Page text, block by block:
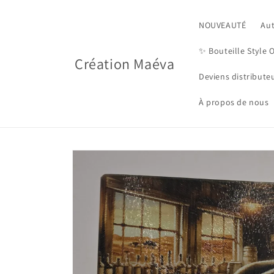
Création Maéva
NOUVEAUTÉ
✨️ Bouteille Style
Deviens
À propos de nous
Skip to
information